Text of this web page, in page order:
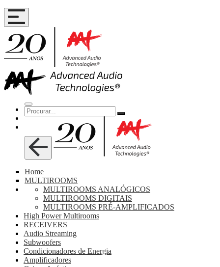
Home
MULTIROOMS
MULTIROOMS ANALÓGICOS
MULTIROOMS DIGITAIS
MULTIROOMS PRÉ-AMPLIFICADOS
High Power Multirooms
RECEIVERS
Audio Streaming
Subwoofers
Condicionadores de Energia
Amplificadores